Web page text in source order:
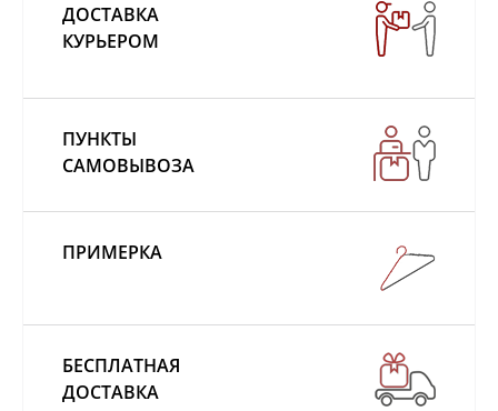
ДОСТАВКА
КУРЬЕРОМ
ПУНКТЫ
САМОВЫВОЗА
ПРИМЕРКА
БЕСПЛАТНАЯ
ДОСТАВКА